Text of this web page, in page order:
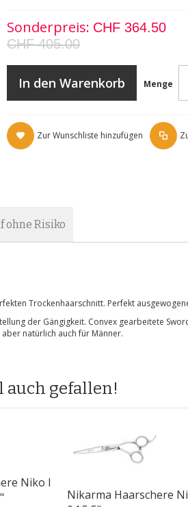
Sonderpreis CHF 364.50
CHF 405.00
Menge
In den Warenkorb
Zur Wunschliste hinzufügen
Trockenhaarschnitt. Perfekt
der Gängigkeit. Convex gearbeitete
natürlich auch für Männer.
ohne Risiko
gefallen!
Niko I
Nikarma Haarschere